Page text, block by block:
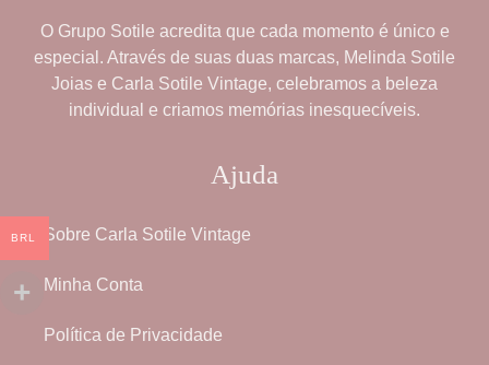
O Grupo Sotile acredita que cada momento é único e
especial. Através de suas duas marcas, Melinda Sotile
Joias e Carla Sotile Vintage, celebramos a beleza
individual e criamos memórias inesquecíveis.
Ajuda
Sobre Carla Sotile Vintage
Minha Conta
Política de Privacidade
BRL